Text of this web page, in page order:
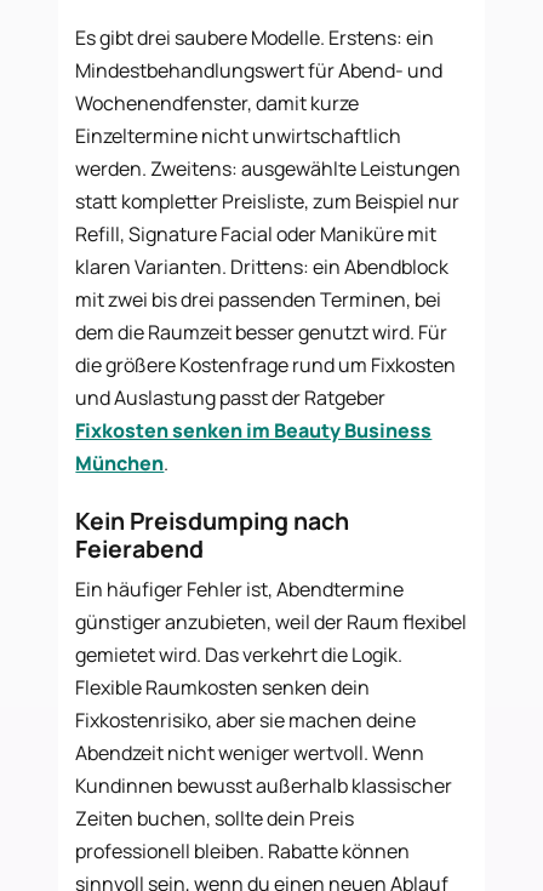
Es gibt drei saubere Modelle. Erstens: ein
Mindestbehandlungswert für Abend- und
Wochenendfenster, damit kurze
Einzeltermine nicht unwirtschaftlich
werden. Zweitens: ausgewählte Leistungen
statt kompletter Preisliste, zum Beispiel nur
Refill, Signature Facial oder Maniküre mit
klaren Varianten. Drittens: ein Abendblock
mit zwei bis drei passenden Terminen, bei
dem die Raumzeit besser genutzt wird. Für
die größere Kostenfrage rund um Fixkosten
und Auslastung passt der Ratgeber
Fixkosten senken im Beauty Business
München.
Kein Preisdumping nach
Feierabend
Ein häufiger Fehler ist, Abendtermine
günstiger anzubieten, weil der Raum flexibel
gemietet wird. Das verkehrt die Logik.
Flexible Raumkosten senken dein
Fixkostenrisiko, aber sie machen deine
Abendzeit nicht weniger wertvoll. Wenn
Kundinnen bewusst außerhalb klassischer
Zeiten buchen, sollte dein Preis
professionell bleiben. Rabatte können
sinnvoll sein, wenn du einen neuen Ablauf